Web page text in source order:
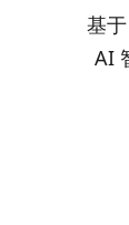
基
AI